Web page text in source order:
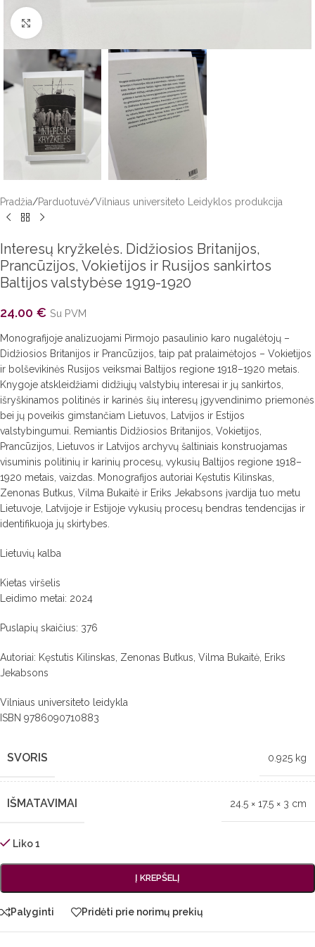
Click to enlarge
Pradžia/Parduotuvė/Vilniaus universiteto Leidyklos produkcija
Interesų kryžkelės. Didžiosios Britanijos,
Prancūzijos, Vokietijos ir Rusijos sankirtos
Baltijos valstybėse 1919-1920
24.00 € Su PVM
Monografijoje analizuojami Pirmojo pasaulinio karo nugalėtojų –
Didžiosios Britanijos ir Prancūzijos, taip pat pralaimėtojos – Vokietijos
ir bolševikinės Rusijos veiksmai Baltijos regione 1918–1920 metais.
Knygoje atskleidžiami didžiųjų valstybių interesai ir jų sankirtos,
išryškinamos politinės ir karinės šių interesų įgyvendinimo priemonės
bei jų poveikis gimstančiam Lietuvos, Latvijos ir Estijos
valstybingumui. Remiantis Didžiosios Britanijos, Vokietijos,
Prancūzijos, Lietuvos ir Latvijos archyvų šaltiniais konstruojamas
visuminis politinių ir karinių procesų, vykusių Baltijos regione 1918–
1920 metais, vaizdas. Monografijos autoriai Kęstutis Kilinskas,
Zenonas Butkus, Vilma Bukaitė ir Eriks Jekabsons įvardija tuo metu
Lietuvoje, Latvijoje ir Estijoje vykusių procesų bendras tendencijas ir
identifikuoja jų skirtybes.
Lietuvių kalba
Kietas viršelis
Leidimo metai: 2024
Puslapių skaičius: 376
Autoriai: Kęstutis Kilinskas, Zenonas Butkus, Vilma Bukaitė, Eriks
Jekabsons
Vilniaus universiteto leidykla
ISBN 9786090710883
SVORIS 0.925 kg
IŠMATAVIMAI 24.5 × 17.5 × 3 cm
Liko 1
Į KREPŠELĮ
Palyginti Pridėti prie norimų prekių